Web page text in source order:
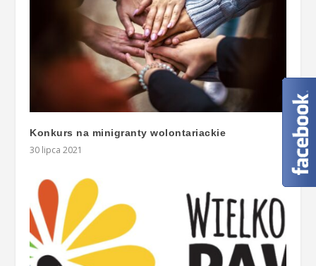
Konkurs na minigranty wolontariackie
30 lipca 2021